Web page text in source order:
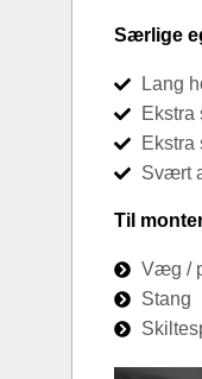
Særlige
Lang
Ekstra
Svært
Til
Væg /
Stang